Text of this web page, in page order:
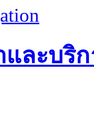
ละบริ